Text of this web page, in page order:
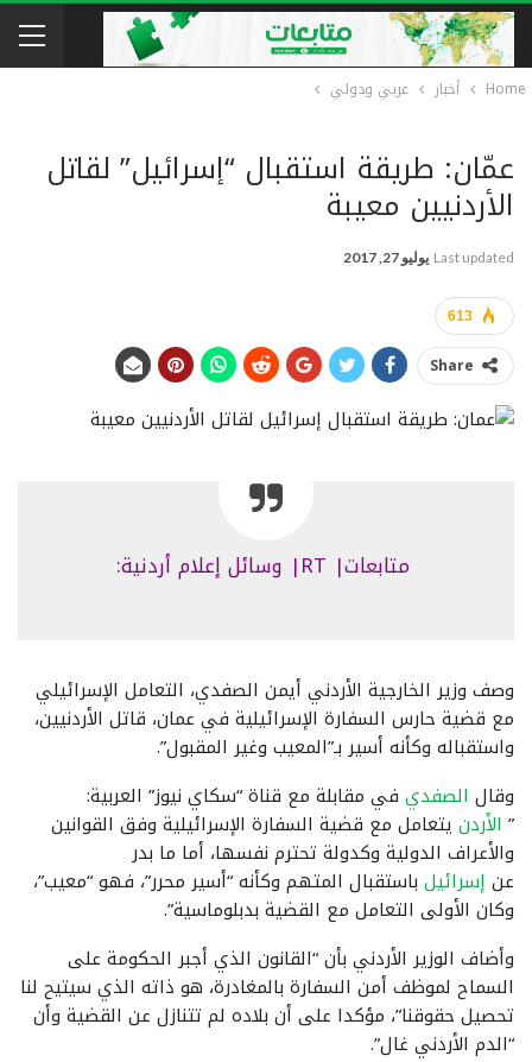
Home أخبار عربي ودولي
عمّان: طريقة استقبال “إسرائيل” لقاتل
الأردنيين معيبة
Last updated يوليو 27, 2017
613
Share
متابعات| RT| وسائل إعلام أردنية:
وصف وزير الخارجية الأردني أيمن الصفدي، التعامل الإسرائيلي
مع قضية حارس السفارة الإسرائيلية في عمان، قاتل الأردنيين،
واستقباله وكأنه أسير بـ”المعيب وغير المقبول”.
وقال الصفدي في مقابلة مع قناة “سكاي نيوز” العربية:
” الأردن يتعامل مع قضية السفارة الإسرائيلية وفق القوانين
والأعراف الدولية وكدولة تحترم نفسها، أما ما بدر
عن إسرائيل باستقبال المتهم وكأنه “أسير محرر”، فهو “معيب”،
وكان الأولى التعامل مع القضية بدبلوماسية”.
وأضاف الوزير الأردني بأن “القانون الذي أجبر الحكومة على
السماح لموظف أمن السفارة بالمغادرة، هو ذاته الذي سيتيح لنا
تحصيل حقوقنا”، مؤكدا على أن بلاده لم تتنازل عن القضية وأن
“الدم الأردني غال”.